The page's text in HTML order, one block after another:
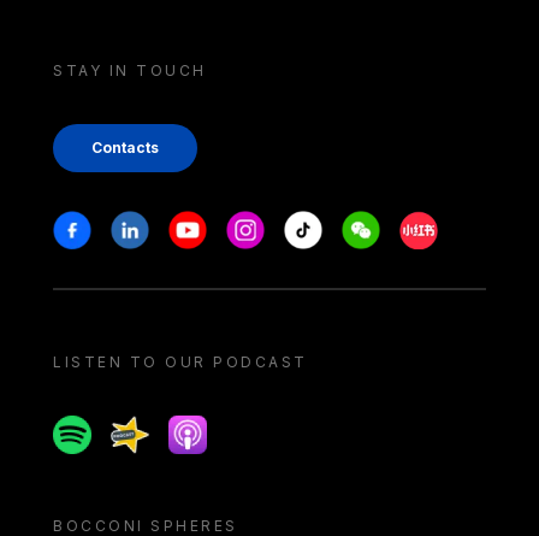
STAY IN TOUCH
Contacts
Stay in touch
FacebookLinkedinYoutubeInstagram
Tiktok WeechatXiaohongshu/
LISTEN TO OUR PODCAST
SpotifySpreakerApple podcast
BOCCONI SPHERES